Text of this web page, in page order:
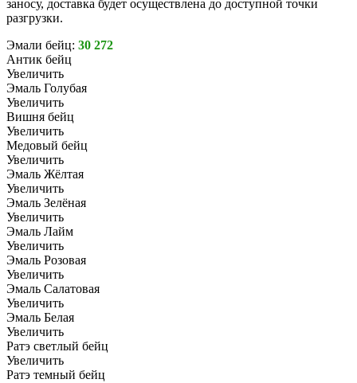
заносу, доставка будет осуществлена до доступной точки
разгрузки.
Эмали бейц: 30 272
Антик бейц
Увеличить
Эмаль Голубая
Увеличить
Вишня бейц
Увеличить
Медовый бейц
Увеличить
Эмаль Жёлтая
Увеличить
Эмаль Зелёная
Увеличить
Эмаль Лайм
Увеличить
Эмаль Розовая
Увеличить
Эмаль Салатовая
Увеличить
Эмаль Белая
Увеличить
Ратэ светлый бейц
Увеличить
Ратэ темный бейц